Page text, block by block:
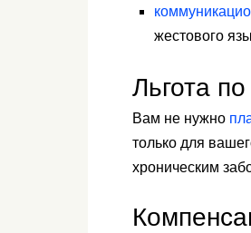
жестового
Льгота
Вам не нужно
только для
хроническим